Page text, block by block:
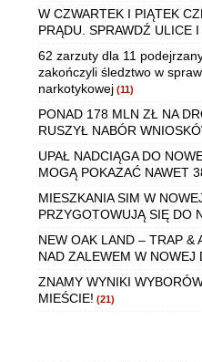
W CZWARTEK I PIĄTEK
PRĄDU. SPRAWDŹ ULICE
62 zarzuty dla 11
zakończyli śledztwo w
narkotykowej (11)
PONAD 178 MLN ZŁ NA
RUSZYŁ NABÓR
UPAŁ NADCIĄGA DO
MOGĄ POKAZAĆ NAWET
MIESZKANIA SIM W
PRZYGOTOWUJĄ SIĘ DO
NEW OAK LAND – TRAP &
NAD ZALEWEM W NOWEJ
ZNAMY WYNIKI
MIEŚCIE! (21)